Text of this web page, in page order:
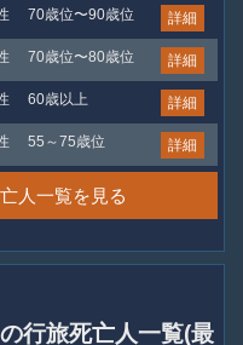
70歳位〜90歳位 詳細
70歳位〜80歳位 詳細
60歳以上 詳細
55～75歳位 詳細
人一覧を見る
行旅死亡人一覧(最